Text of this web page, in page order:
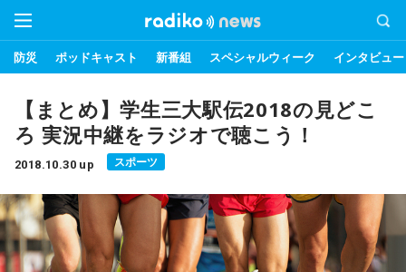
防災 ポッドキャスト 新番組 スペシャルウィーク インタビュー
【まとめ】学生三大駅伝2018の見どこ
ろ 実況中継をラジオで聴こう！
2018.10.30 up スポーツ